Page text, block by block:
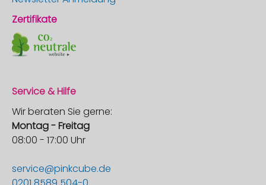
Zertifikate
Service & Hilfe
Wir beraten Sie gerne:
Montag - Freitag
08:00 - 17:00 Uhr
service@pinkcube.de